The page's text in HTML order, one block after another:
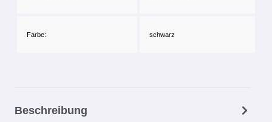
Farbe: schwarz
Beschreibung